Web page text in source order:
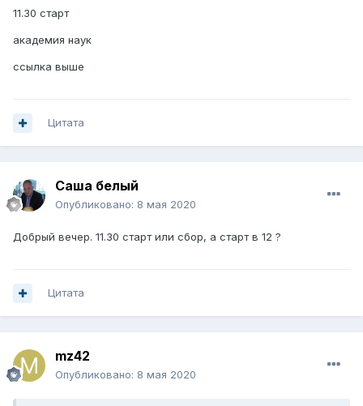
11.30 старт
академия наук
ссылка выше
Цитата
Саша белый
Опубликовано: 8 мая 2020
Добрый вечер. 11.30 старт или сбор, а старт в 12 ?
Цитата
mz42
Опубликовано: 8 мая 2020